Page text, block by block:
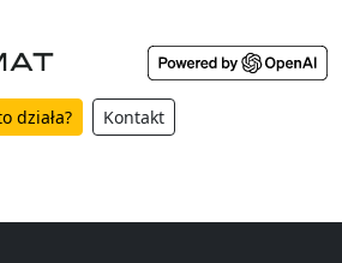
działa? Kontakt